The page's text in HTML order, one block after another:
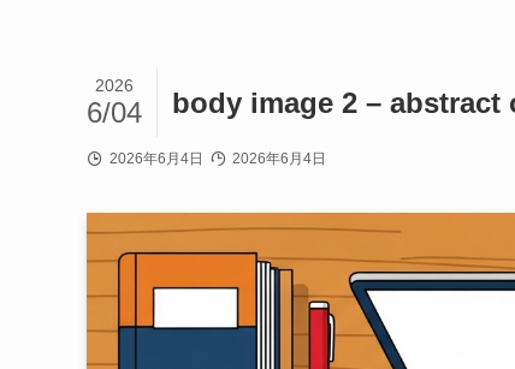
body image 2 – abstract
2026
6/04
2026年6月4日 2026年6月4日